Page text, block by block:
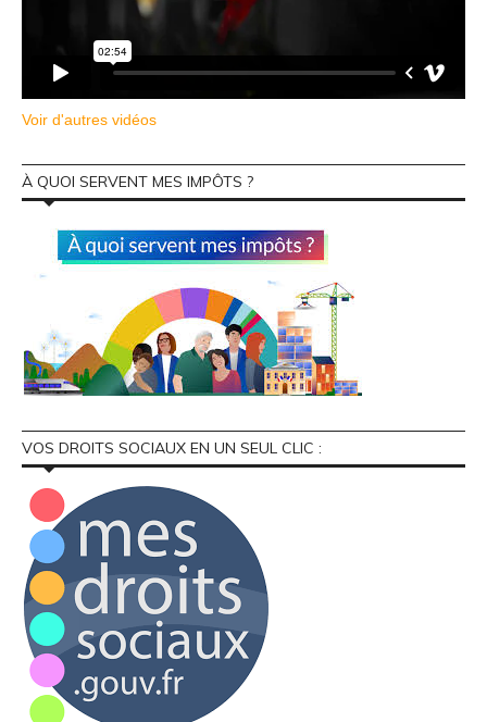
Voir d'autres vidéos
À QUOI SERVENT MES IMPÔTS ?
VOS DROITS SOCIAUX EN UN SEUL CLIC :